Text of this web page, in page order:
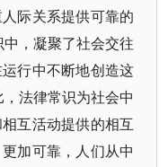
际关系提供可靠的
，凝聚了社会交往
行中不断地创造这
法律常识为社会中
互活动提供的相互
加可靠，人们从中